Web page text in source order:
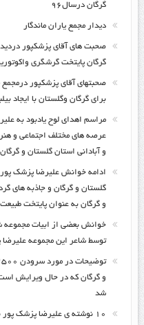
گرگان درسال۹۶
دیدار مجمع یاران ماندگار
صحبت های آقای پزشکپور
گرگان پایتخت گرشگری
صحبتهای آقای پزشکپور درمجمع
برای گرگان وگلستان با ایجاد
مراسم اهدای لوح یادبود به
عرصه های مختلف اجتماعی و
و آبادانی استان گلستان و
ادامه خوانش علیرضا پزشک
گلستان و گرگان و جاذبه های
و گرگان به عنوان پایتخت
خوانش بعضی از ابیات
توسط شاعر این مجموعه علیرضا
و گرگان که در حال ویرایش
شد
۱۰ نوشته ی علیرضا پزشک